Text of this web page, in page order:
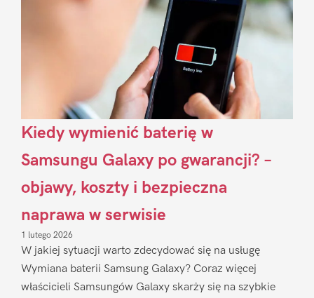
Kiedy wymienić baterię w
Samsungu Galaxy po gwarancji? –
objawy, koszty i bezpieczna
naprawa w serwisie
1 lutego 2026
W jakiej sytuacji warto zdecydować się na usługę
Wymiana baterii Samsung Galaxy? Coraz więcej
właścicieli Samsungów Galaxy skarży się na szybkie